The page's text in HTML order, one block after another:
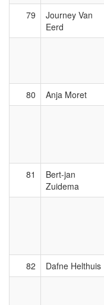
79
Journey Van
Eerd
80
Anja Moret
81
Bert-jan
Zuidema
82
Dafne Helthuis